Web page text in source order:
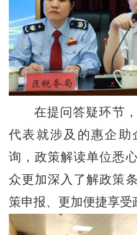
在提问答疑环节
代表就涉及的惠企助
询，政策解读单位悉
众更加深入了解政策
策申报、更加便捷享受